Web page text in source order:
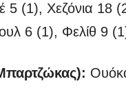
(1), Χεζόνια 18
6 (1), Φελίθ 9